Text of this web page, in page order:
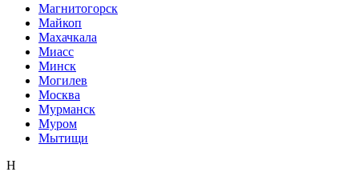
Магнитогорск
Майкоп
Махачкала
Миасс
Минск
Могилев
Москва
Мурманск
Муром
Мытищи
Н